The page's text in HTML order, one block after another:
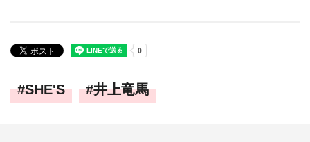
SHE'S 井上竜馬